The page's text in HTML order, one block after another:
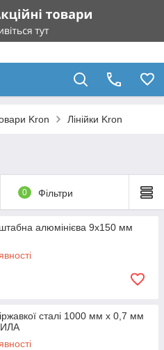
Kron Лінійки Kron
0 Фільтри
алюмінієва 9х150 мм
сталі 1000 мм х 0,7 мм